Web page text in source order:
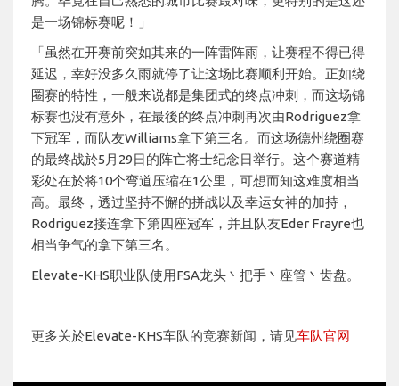
是一场锦标赛呢！」
「虽然在开赛前突如其来的一阵雷阵雨，让赛程不得已得
延迟，幸好没多久雨就停了让这场比赛顺利开始。正如绕
圈赛的特性，一般来说都是集团式的终点冲刺，而这场锦
标赛也没有意外，在最後的终点冲刺再次由Rodriguez拿
下冠军，而队友Williams拿下第三名。而这场德州绕圈赛
的最终战於5月29日的阵亡将士纪念日举行。这个赛道精
彩处在於将10个弯道压缩在1公里，可想而知这难度相当
高。最终，透过坚持不懈的拼战以及幸运女神的加持，
Rodriguez接连拿下第四座冠军，并且队友Eder Frayre也
相当争气的拿下第三名。
Elevate-KHS职业队使用FSA龙头丶把手丶座管丶齿盘。
更多关於Elevate-KHS车队的竞赛新闻，请见车队官网